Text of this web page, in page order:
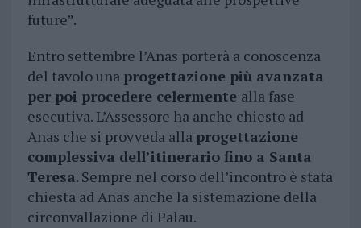
future”.
Entro settembre l’Anas porterà a conoscenza
del tavolo una progettazione più avanzata
per poi procedere celermente alla fase
esecutiva. L’Assessore ha anche chiesto ad
Anas che si provveda alla progettazione
complessiva dell’itinerario fino a Santa
Teresa. Sempre nel corso dell’incontro è stata
chiesta ad Anas anche la sistemazione della
circonvallazione di Palau.